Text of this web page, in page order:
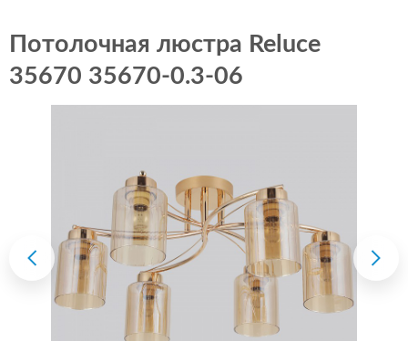
Потолочная люстра Reluce
35670 35670-0.3-06